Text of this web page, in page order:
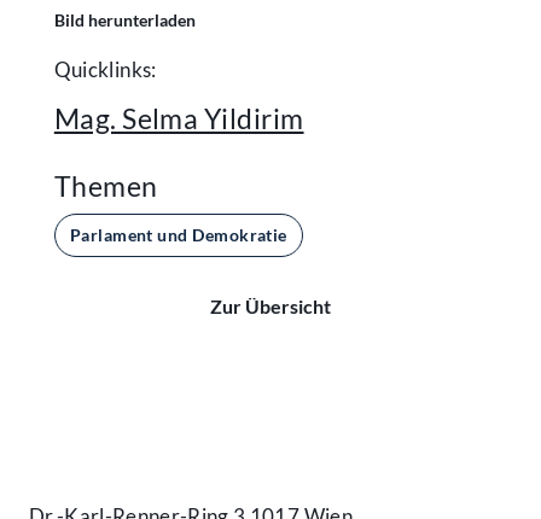
Bild herunterladen
Quicklinks:
Mag. Selma Yildirim
Themen
Parlament und Demokratie
Zur Übersicht